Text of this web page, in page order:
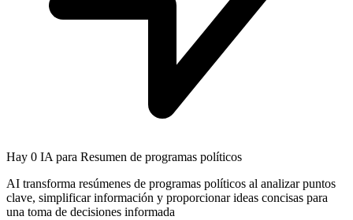
Hay 0 IA para Resumen de programas políticos
AI transforma resúmenes de programas políticos al analizar puntos
clave, simplificar información y proporcionar ideas concisas para
una toma de decisiones informada